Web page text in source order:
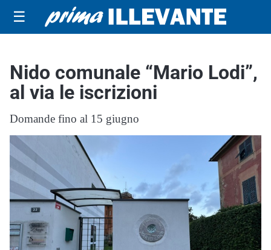
☰
Nido comunale “Mario Lodi”,
al via le iscrizioni
Domande fino al 15 giugno